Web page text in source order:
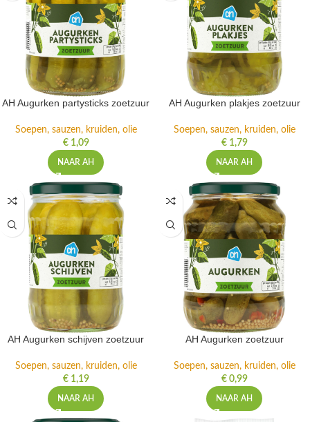
AH Augurken partysticks zoetzuur
Soepen, sauzen, kruiden, olie
€1,09
NAAR AH
AH Augurken plakjes zoetzuur
Soepen, sauzen, kruiden, olie
€1,79
NAAR AH
AH Augurken schijven zoetzuur
Soepen, sauzen, kruiden, olie
€1,19
NAAR AH
AH Augurken zoetzuur
Soepen, sauzen, kruiden, olie
€0,99
NAAR AH